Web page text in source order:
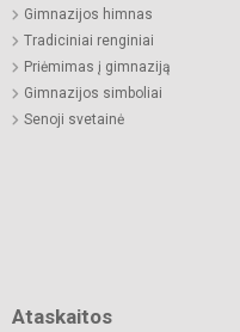
Gimnazijos himnas
Tradiciniai renginiai
Priėmimas į gimnaziją
Gimnazijos simboliai
Senoji svetainė
Ataskaitos